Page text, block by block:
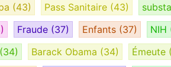
(43) Pass Sanitaire (43)
Fraude (37) Enfants (37) NIH
(34) Barack Obama (34) Émeute